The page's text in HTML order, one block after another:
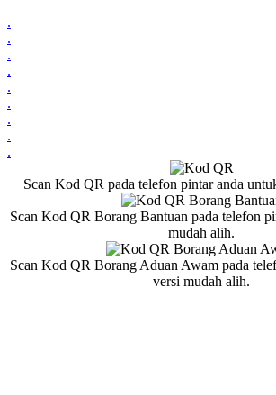
.
.
.
.
.
.
.
.
.
Scan Kod QR pada telefon pintar anda
Scan Kod QR Borang Bantuan pada telefon
mudah alih.
Scan Kod QR Borang Aduan Awam pada
versi mudah alih.